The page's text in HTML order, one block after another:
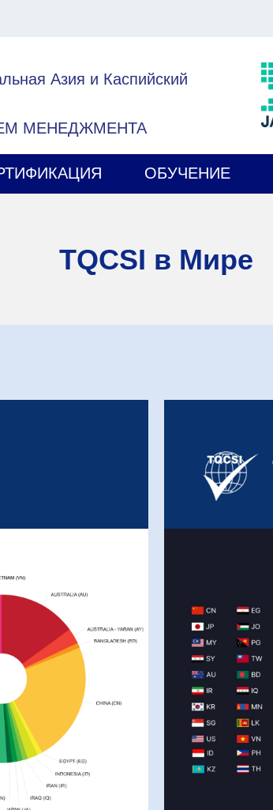
Азия и Каспийский
МЕНЕДЖМЕНТА
ОБУЧЕНИЕ
TQCSI в Мире